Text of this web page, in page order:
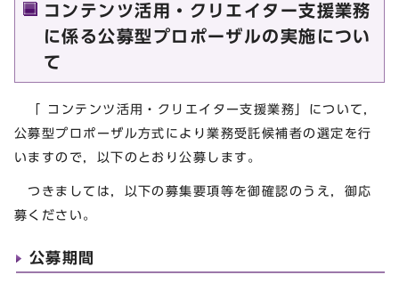
コンテンツ活用・クリエイター支援業務
に係る公募型プロポーザルの実施につい
て
「 コンテンツ活用・クリエイター支援業務」について，
公募型プロポーザル方式により業務受託候補者の選定を行
いますので，以下のとおり公募します。
つきましては，以下の募集要項等を御確認のうえ，御応
募ください。
公募期間